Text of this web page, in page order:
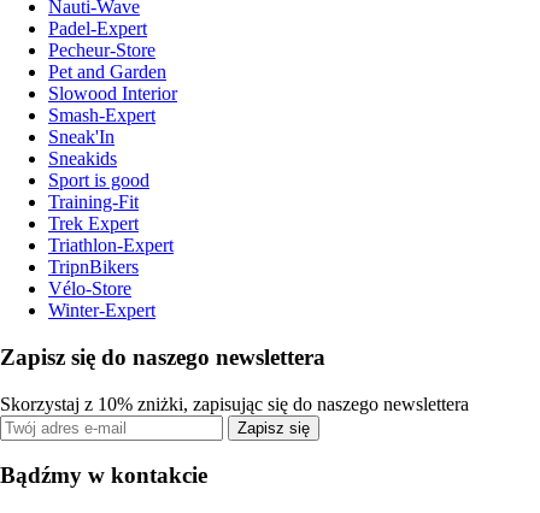
Nauti-Wave
Padel-Expert
Pecheur-Store
Pet and Garden
Slowood Interior
Smash-Expert
Sneak'In
Sneakids
Sport is good
Training-Fit
Trek Expert
Triathlon-Expert
TripnBikers
Vélo-Store
Winter-Expert
Zapisz się do naszego newslettera
Skorzystaj z 10% zniżki, zapisując się do naszego newslettera
Zapisz się
Bądźmy w kontakcie